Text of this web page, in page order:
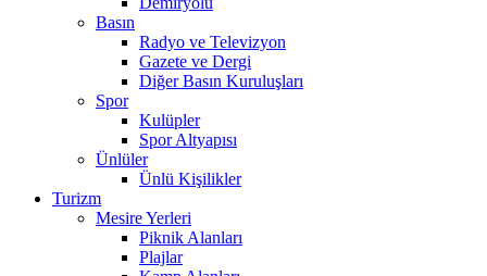
Basın
Radyo ve Televizyon
Gazete ve Dergi
Diğer Basın Kuruluşları
Spor
Kulüpler
Spor Altyapısı
Ünlüler
Ünlü Kişilikler
Turizm
Mesire Yerleri
Piknik Alanları
Plajlar